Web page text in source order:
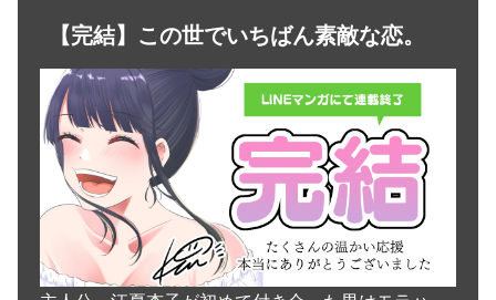
【完結】この世でいちばん素敵な恋。